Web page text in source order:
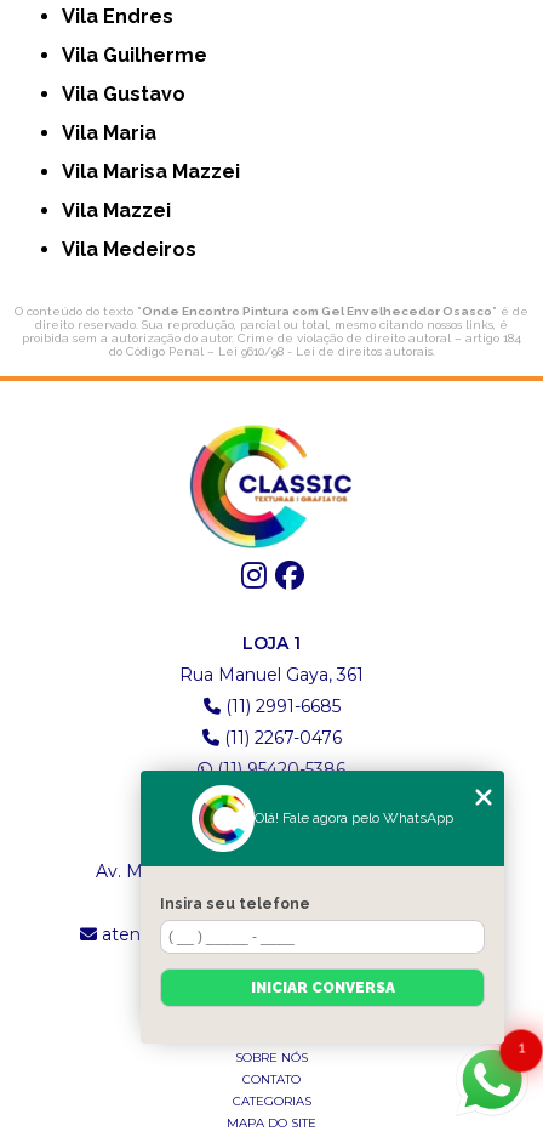
Vila Endres
Vila Guilherme
Vila Gustavo
Vila Maria
Vila Marisa Mazzei
Vila Mazzei
Vila Medeiros
O conteúdo do texto "Onde Encontro Pintura com Gel Envelhecedor Osasco" é de
direito reservado. Sua reprodução, parcial ou total, mesmo citando nossos links, é
proibida sem a autorização do autor. Crime de violação de direito autoral – artigo 184
do Código Penal – Lei 9610/98 - Lei de direitos autorais.
LOJA 1
Rua Manuel Gaya, 361
(11) 2991-6685
(11) 2267-0476
(11) 95420-5386
LOJA 2
Av. Maria Amália Lopes de Azevedo, 4260
(11) 2241-8434
atendimento.classictexturas@outlook.com
MENU
SOBRE NÓS
CONTATO
CATEGORIAS
MAPA DO SITE
1
Olá! Fale agora pelo WhatsApp
Insira seu telefone
INICIAR CONVERSA